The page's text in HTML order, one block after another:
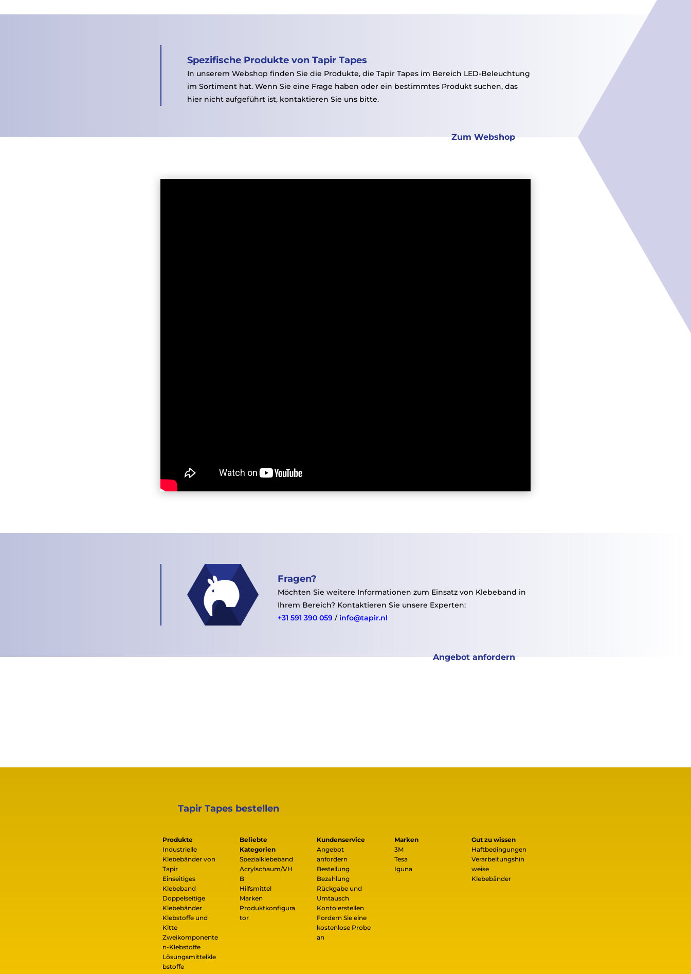
Webshop Kontakt Erste Hilfe
Spezifische Produkte von Tapir Tapes
In unserem Webshop finden Sie die Produkte, die Tapir Tapes im Bereich LED-Beleuchtung
im Sortiment hat. Wenn Sie eine Frage haben oder ein bestimmtes Produkt suchen, das
hier nicht aufgeführt ist, kontaktieren Sie uns bitte.
Zum Webshop
Fragen?
Möchten Sie weitere Informationen zum Einsatz von Klebeband in
Ihrem Bereich? Kontaktieren Sie unsere Experten:
+31 591 390 059 / info@tapir.nl
Angebot anfordern
Tapir Tapes bestellen
Produkte
Industrielle
Klebebänder von
Tapir
Einseitiges
Klebeband
Doppelseitige
Klebebänder
Klebstoffe und
Kitte
Zweikomponente
n-Klebstoffe
Lösungsmittelkle
bstoffe
Beliebte
Kategorien
Spezialklebeband
Acrylschaum/VH
B
Hilfsmittel
Marken
Produktkonfigura
tor
Kundenservice
Angebot
anfordern
Bestellung
Bezahlung
Rückgabe und
Umtausch
Konto erstellen
Fordern Sie eine
kostenlose Probe
an
Marken
3M
Tesa
Iguna
Gut zu wissen
Haftbedingungen
Verarbeitungshin
weise
Klebebänder